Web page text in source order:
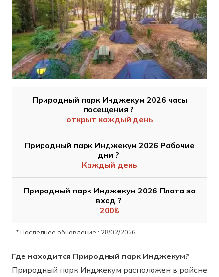
Природный парк Инджекум 2026 часы
посещения ?
открыт каждый день
Природный парк Инджекум 2026 Рабочие
дни ?
Каждый день
Природный парк Инджекум 2026 Плата за
вход ?
200₺
* Последнее обновление : 28/02/2026
Где находится Природный парк Инджекум?
Природный парк Инджекум расположен в районе